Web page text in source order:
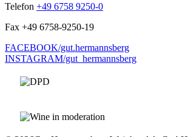
Telefon +49 6758 9250-0
Fax +49 6758-9250-19
FACEBOOK/gut.hermannsberg
INSTAGRAM/gut_hermannsberg